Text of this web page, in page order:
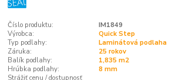
Číslo produktu:
IM1849
Výrobca:
Quick Step
Typ podlahy:
Laminátová podlaha
Záruka:
25 rokov
Balík podlahy:
1,835 m2
Hrúbka podlahy:
8 mm
Strážiť cenu / dostupnosť